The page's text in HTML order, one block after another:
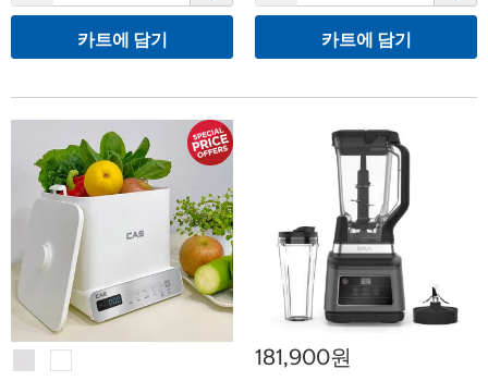
카트에 담기 카트에 담기
181,900원